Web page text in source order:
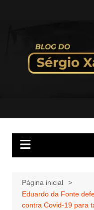
Página inicial
Eduardo da Fonte
contra Covid-19 para